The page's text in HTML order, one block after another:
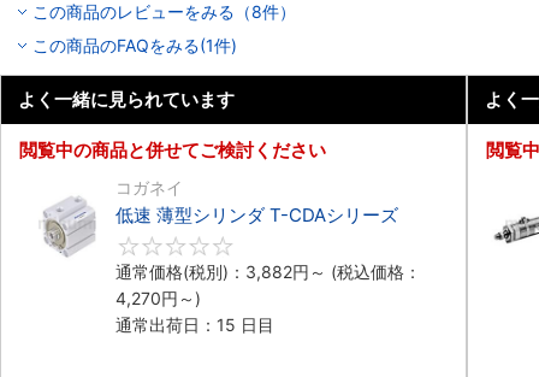
この商品のレビューをみる（8件）
この商品のFAQをみる(1件)
よく一緒に見られています
閲覧中の商品と併せてご検討ください
コガネイ
低速 薄型シリンダ T-CDAシリーズ
通常価格(税別)： 3,882円 ～ (税込価格：
4,270円 ～)
通常出荷日：15 日目
よく
閲覧